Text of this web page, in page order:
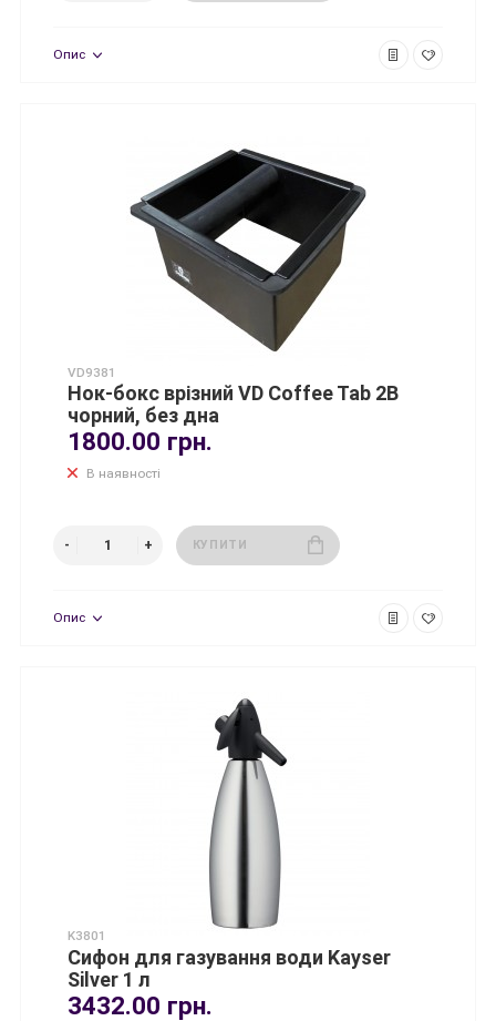
Опис
VD9381
Нок-бокс врізний VD Coffee Tab 2B
чорний, без дна
1800.00 грн.
В наявності
КУПИТИ
Опис
K3801
Сифон для газування води Kayser
Silver 1 л
3432.00 грн.